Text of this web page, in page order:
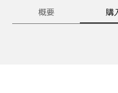
概要 購